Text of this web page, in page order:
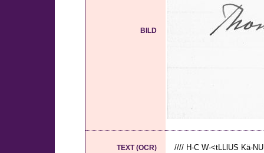
BILD
TEXT (OCR) //// H-C W-<tLLlUS Kä-